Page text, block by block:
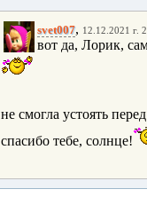
svet007, 12.12.2021 г.
вот да, Лорик,
не смогла устоять
спасибо тебе, солнце!